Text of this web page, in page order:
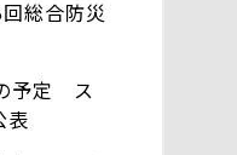
総合防災
予定 ス
表